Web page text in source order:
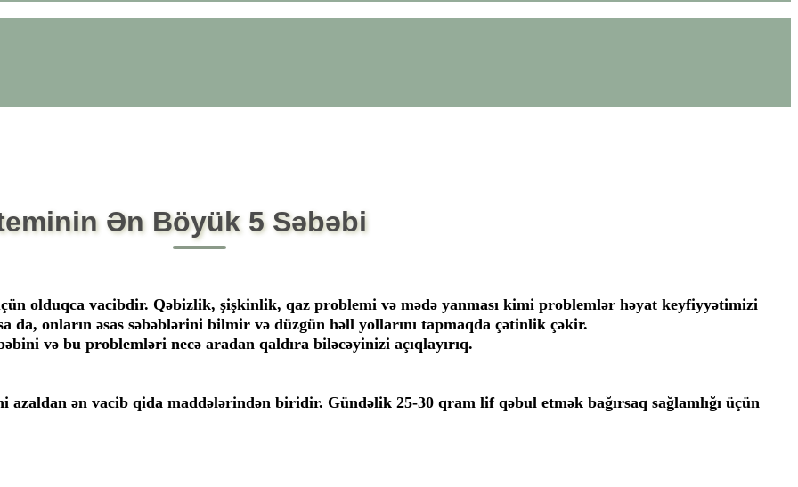
Ən Böyük 5 Səbəbi
olduqca vacibdir. Qəbizlik, şişkinlik, qaz problemi və mədə yanması kimi problemlər həyat keyfiyyətimizi
da, onların əsas səbəblərini bilmir və düzgün həll yollarını tapmaqda çətinlik çəkir.
və bu problemləri necə aradan qaldıra biləcəyinizi açıqlayırıq.
ən vacib qida maddələrindən biridir. Gündəlik 25-30 qram lif qəbul etmək bağırsaq sağlamlığı üçün